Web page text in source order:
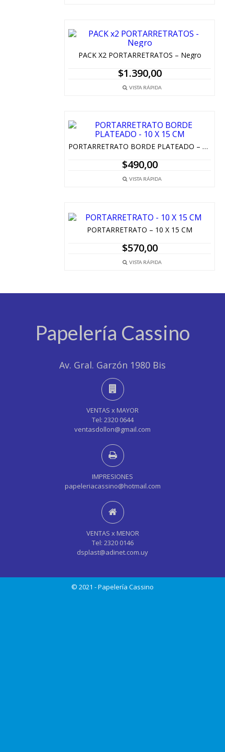
PACK X2 PORTARRETRATOS – Negro
$1.390,00
VISTA RÁPIDA
PORTARRETRATO BORDE PLATEADO – 10 X 15 CM
$490,00
VISTA RÁPIDA
PORTARRETRATO – 10 X 15 CM
$570,00
VISTA RÁPIDA
Papelería Cassino
Av. Gral. Garzón 1980 Bis
VENTAS x MAYOR
Tel: 2320 0644
ventasdollon@gmail.com
IMPRESIONES
papeleriacassino@hotmail.com
VENTAS x MENOR
Tel: 2320 0146
dsplast@adinet.com.uy
© 2021 - Papelería Cassino